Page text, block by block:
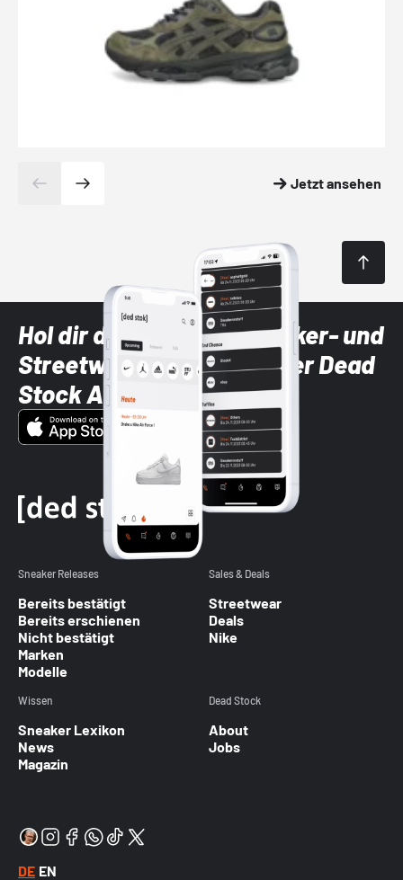
Jetzt ansehen
Hol dir die neuesten Sneaker- und
Streetwear-Brands mit der Dead
Stock App
Sneaker Releases
Bereits bestätigt
Bereits erschienen
Nicht bestätigt
Marken
Modelle
Sales & Deals
Streetwear
Deals
Nike
Wissen
Sneaker Lexikon
News
Magazin
Dead Stock
About
Jobs
DE EN